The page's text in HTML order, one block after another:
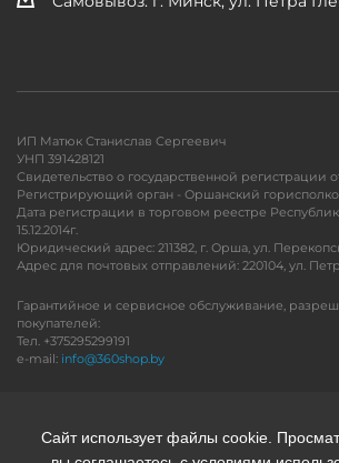
ИП Матюк Станислав Сергеевич
УНП 391428121
Свидетельство о государственной регистрации от
Регистрирующий орган - Оршанский
Дата регистрации в торговом реестре
15.12.2014г.
Юридический адрес: 211382, г. Орша, ул.
Адрес для почтовых отправлений: 220104, ул.
Гарантийное и сервисное обслуживание,
покупателей:
Тел. +375295299191
e-mail: info@360shop.by
Сайт использует файлы cookie.